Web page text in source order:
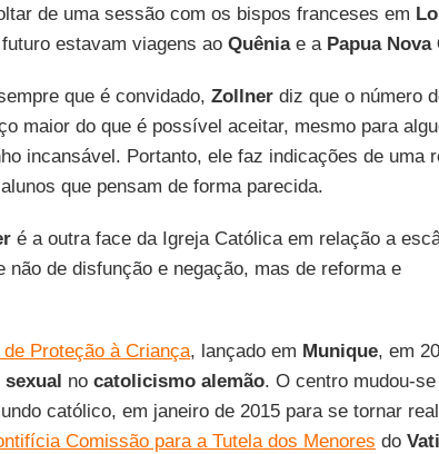
de uma sessão com os bispos franceses em
estavam viagens ao Quêniae a Papua Nova
que é convidado, Zollnerdiz que o número
maior do que é possível aceitar, mesmo para
incansável. Portanto, ele faz indicações de uma
que pensam de forma parecida.
é a outra face da Igreja Católica em relação a
não de disfunção e negação, mas de reforma e
Proteção à Criança, lançado em Munique, em
sexual no catolicismo alemão. O centro mudou-
católico, em janeiro de 2015 para se tornar
Comissão para a Tutela dos Menores do